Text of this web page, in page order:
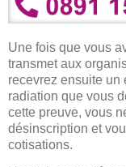
Une fois que vous
transmet aux
recevrez ensuite un
radiation que vous
cette preuve, vous
désinscription et
cotisations.